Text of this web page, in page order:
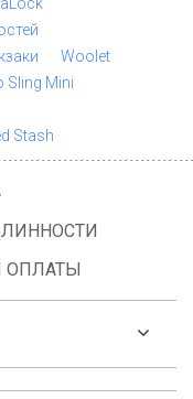
Woolet
Sling Mini
Stash
ОПЛАТЫ